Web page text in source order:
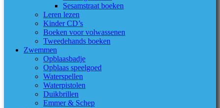
Sesamstraat boeken
Leren lezen
Kinder CD’s
Boeken voor volwassenen
Tweedehands boeken
Zwemmen
Opblaasbadje
Opblaas speelgoed
Waterspellen
Waterpistolen
Duikbrillen
Emmer & Schep